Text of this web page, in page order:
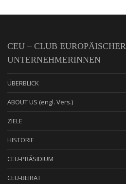
CEU – CLUB EUROPÄISCHER
UNTERNEHMERINNEN
ÜBERBLICK
ABOUT US (engl. Vers.)
ZIELE
HISTORIE
CEU-PRÄSIDIUM
CEU-BEIRAT